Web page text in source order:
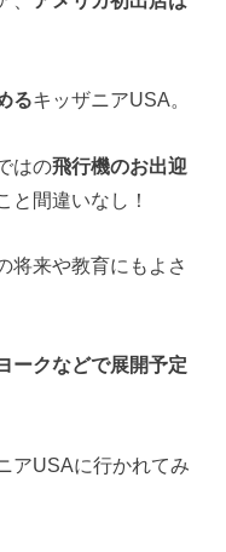
るキッザニアUSA。
はの飛行機のお出迎
と間違いなし！
将来や教育にもよさ
ークなどで展開予定
アUSAに行かれてみ